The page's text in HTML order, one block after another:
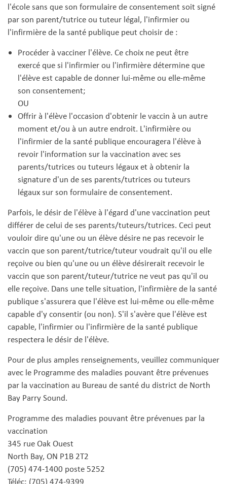
l'école sans que son formulaire de consentement soit signé
par son parent/tutrice ou tuteur légal, l'infirmier ou
l'infirmière de la santé publique peut choisir de :
Procéder à vacciner l'élève. Ce choix ne peut être
exercé que si l'infirmier ou l'infirmière détermine que
l'élève est capable de donner lui-même ou elle-même
son consentement;
OU
Offrir à l'élève l'occasion d'obtenir le vaccin à un autre
moment et/ou à un autre endroit. L'infirmière ou
l'infirmier de la santé publique encouragera l'élève à
revoir l'information sur la vaccination avec ses
parents/tutrices ou tuteurs légaux et à obtenir la
signature d'un de ses parents/tutrices ou tuteurs
légaux sur son formulaire de consentement.
Parfois, le désir de l'élève à l'égard d'une vaccination peut
différer de celui de ses parents/tuteurs/tutrices. Ceci peut
vouloir dire qu'une ou un élève désire ne pas recevoir le
vaccin que son parent/tutrice/tuteur voudrait qu'il ou elle
reçoive ou bien qu'une ou un élève désirerait recevoir le
vaccin que son parent/tuteur/tutrice ne veut pas qu'il ou
elle reçoive. Dans une telle situation, l'infirmière de la santé
publique s'assurera que l'élève est lui-même ou elle-même
capable d'y consentir (ou non). S'il s'avère que l'élève est
capable, l'infirmier ou l'infirmière de la santé publique
respectera le désir de l'élève.
Pour de plus amples renseignements, veuillez communiquer
avec le Programme des maladies pouvant être prévenues
par la vaccination au Bureau de santé du district de North
Bay Parry Sound.
Programme des maladies pouvant être prévenues par la
vaccination
345 rue Oak Ouest
North Bay, ON P1B 2T2
(705) 474-1400 poste 5252
Téléc: (705) 474-9399